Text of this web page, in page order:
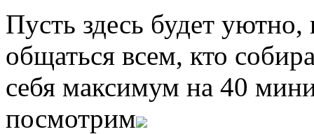
Пусть здесь будет
общаться всем, кто
себя максимум на 40
посмотрим